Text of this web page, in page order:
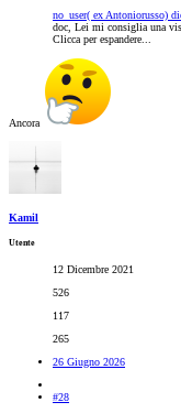
no_user( ex Antoniorusso)
doc, Lei mi consiglia una
Clicca per espandere...
Ancora
Kamil
Utente
12 Dicembre 2021
526
117
265
26 Giugno 2026
#28